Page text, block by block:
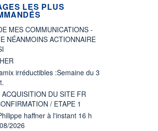
LES PLUS
MES COMMUNICATIONS -
NÉANMOINS ACTIONNAIRE
irréductibles :Semaine du 3
DU SITE FR
/ ETAPE 1
haffner à l'instant 16 h
2026